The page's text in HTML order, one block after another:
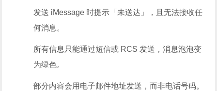
发送 iMessage 时提示「未送达」，且无法接收任
何消息。
所有信息只能通过短信或 RCS 发送，消息泡泡变
为绿色。
部分内容会用电子邮件地址发送，而非电话号码。